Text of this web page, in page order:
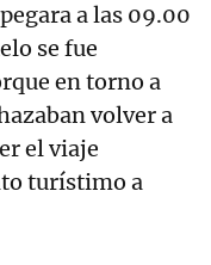
a las 09.00
se fue
en torno a
volver a
el viaje
turístimo a